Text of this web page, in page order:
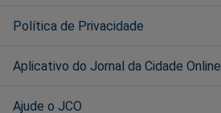
Política de Privacidade
Aplicativo do Jornal da Cidade Online
Ajude o JCO